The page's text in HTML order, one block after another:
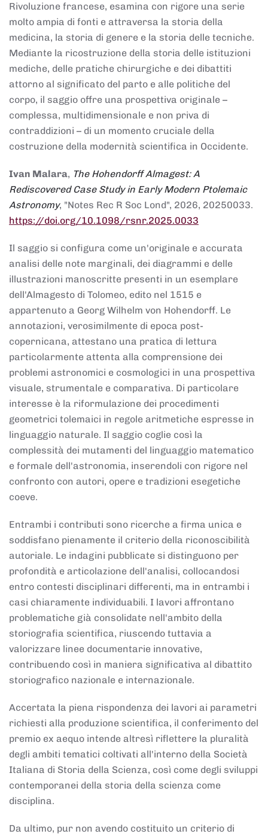
Rivoluzione francese, esamina con rigore una serie
molto ampia di fonti e attraversa la storia della
medicina, la storia di genere e la storia delle tecniche.
Mediante la ricostruzione della storia delle istituzioni
mediche, delle pratiche chirurgiche e dei dibattiti
attorno al significato del parto e alle politiche del
corpo, il saggio offre una prospettiva originale –
complessa, multidimensionale e non priva di
contraddizioni – di un momento cruciale della
costruzione della modernità scientifica in Occidente.
Ivan Malara, The Hohendorff Almagest: A
Rediscovered Case Study in Early Modern Ptolemaic
Astronomy, "Notes Rec R Soc Lond", 2026, 20250033.
https://doi.org/10.1098/rsnr.2025.0033
Il saggio si configura come un'originale e accurata
analisi delle note marginali, dei diagrammi e delle
illustrazioni manoscritte presenti in un esemplare
dell'Almagesto di Tolomeo, edito nel 1515 e
appartenuto a Georg Wilhelm von Hohendorff. Le
annotazioni, verosimilmente di epoca post-
copernicana, attestano una pratica di lettura
particolarmente attenta alla comprensione dei
problemi astronomici e cosmologici in una prospettiva
visuale, strumentale e comparativa. Di particolare
interesse è la riformulazione dei procedimenti
geometrici tolemaici in regole aritmetiche espresse in
linguaggio naturale. Il saggio coglie così la
complessità dei mutamenti del linguaggio matematico
e formale dell'astronomia, inserendoli con rigore nel
confronto con autori, opere e tradizioni esegetiche
coeve.
Entrambi i contributi sono ricerche a firma unica e
soddisfano pienamente il criterio della riconoscibilità
autoriale. Le indagini pubblicate si distinguono per
profondità e articolazione dell'analisi, collocandosi
entro contesti disciplinari differenti, ma in entrambi i
casi chiaramente individuabili. I lavori affrontano
problematiche già consolidate nell'ambito della
storiografia scientifica, riuscendo tuttavia a
valorizzare linee documentarie innovative,
contribuendo così in maniera significativa al dibattito
storiografico nazionale e internazionale.
Accertata la piena rispondenza dei lavori ai parametri
richiesti alla produzione scientifica, il conferimento del
premio ex aequo intende altresì riflettere la pluralità
degli ambiti tematici coltivati all'interno della Società
Italiana di Storia della Scienza, così come degli sviluppi
contemporanei della storia della scienza come
disciplina.
Da ultimo, pur non avendo costituito un criterio di